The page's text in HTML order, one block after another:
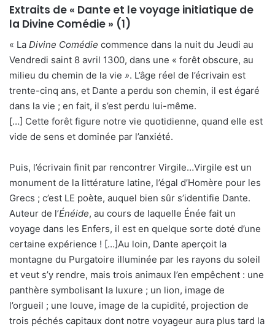
Extraits de « Dante et le voyage initiatique de
la Divine Comédie » (1)
« La Divine Comédie commence dans la nuit du Jeudi au
Vendredi saint 8 avril 1300, dans une « forêt obscure, au
milieu du chemin de la vie ». L’âge réel de l’écrivain est
trente-cinq ans, et Dante a perdu son chemin, il est égaré
dans la vie ; en fait, il s’est perdu lui-même.
[…] Cette forêt figure notre vie quotidienne, quand elle est
vide de sens et dominée par l’anxiété.
Puis, l’écrivain finit par rencontrer Virgile…Virgile est un
monument de la littérature latine, l’égal d’Homère pour les
Grecs ; c’est LE poète, auquel bien sûr s’identifie Dante.
Auteur de l’Énéide, au cours de laquelle Énée fait un
voyage dans les Enfers, il est en quelque sorte doté d’une
certaine expérience ! […]Au loin, Dante aperçoit la
montagne du Purgatoire illuminée par les rayons du soleil
et veut s’y rendre, mais trois animaux l’en empêchent : une
panthère symbolisant la luxure ; un lion, image de
l’orgueil ; une louve, image de la cupidité, projection de
trois péchés capitaux dont notre voyageur aura plus tard la